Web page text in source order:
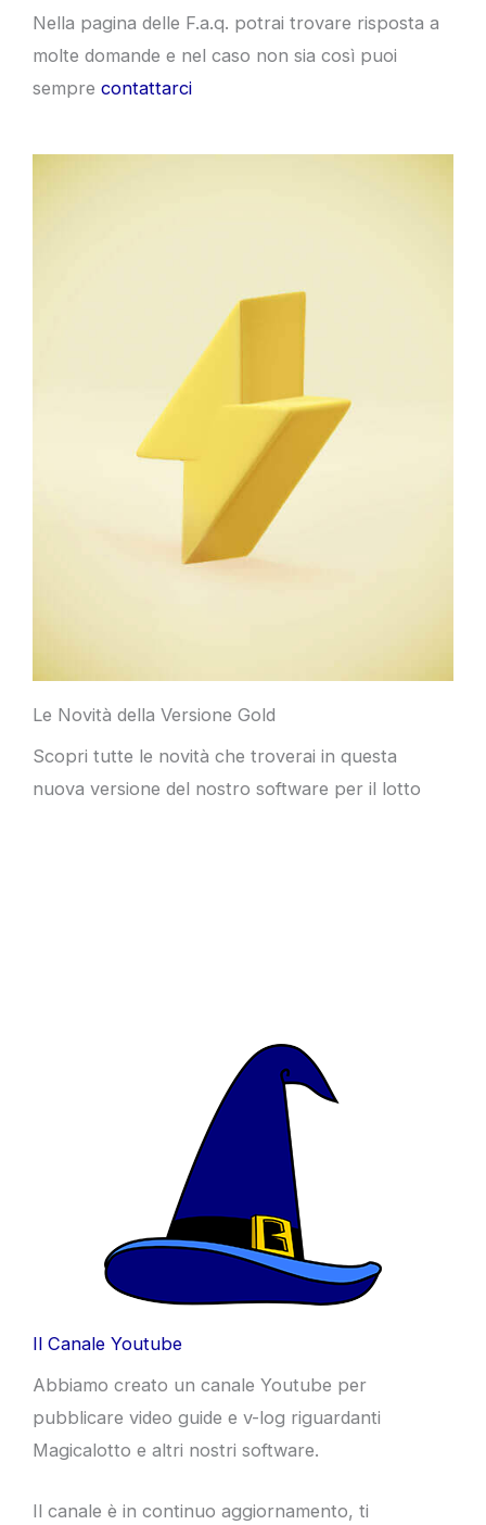
Nella pagina delle F.a.q. potrai trovare risposta a
molte domande e nel caso non sia così puoi
sempre contattarci
Le Novità della Versione Gold
Scopri tutte le novità che troverai in questa
nuova versione del nostro software per il lotto
Il Canale Youtube
Abbiamo creato un canale Youtube per
pubblicare video guide e v-log riguardanti
Magicalotto e altri nostri software.
Il canale è in continuo aggiornamento, ti